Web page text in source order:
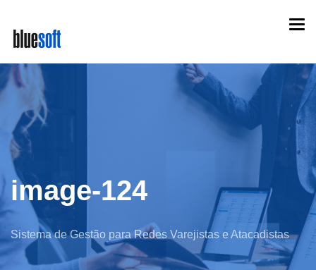
main
content
image-124
Sistema de Gestão para Redes Varejistas e Atacadistas